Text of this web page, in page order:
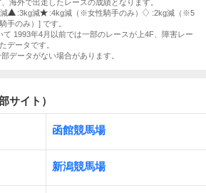
海外で出走したレースの成績となります。
:3kg減 :4kg減（※女性騎手のみ）
:2kg減（※5
手のみ）] です。
1993年4月以前では一部のレースが上4F、障害レー
データです。
データがない場合があります。
サイト）
函館競馬場
新潟競馬場